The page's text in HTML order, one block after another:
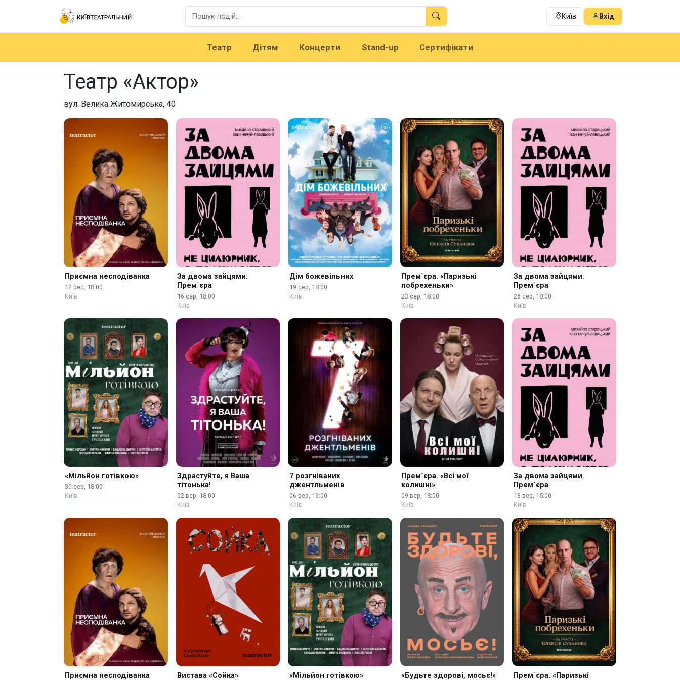
Київ Вхід
Театр Дітям Концерти Stand-up Сертифікати
Театр «Актор»
вул. Велика Житомирська, 40
Приємна несподіванка
12 сер, 18:00
Київ
За двома зайцями.
Прем`єра
16 сер, 18:00
Київ
Дім божевільних
19 сер, 18:00
Київ
Прем`єра. «Паризькі
побрехеньки»
23 сер, 18:00
Київ
За двома зайцями.
Прем`єра
26 сер, 18:00
Київ
«Мільйон готівкою»
30 сер, 18:00
Київ
Здрастуйте, я Ваша
тітонька!
02 вер, 18:00
Київ
7 розгніваних
джентльменів
06 вер, 19:00
Київ
Прем`єра. «Всі мої
колишні»
09 вер, 18:00
Київ
За двома зайцями.
Прем`єра
13 вер, 15:00
Київ
Приємна несподіванка Вистава «Сойка» «Мільйон готівкою» «Будьте здорові, мосьє!» Прем`єра. «Паризькі